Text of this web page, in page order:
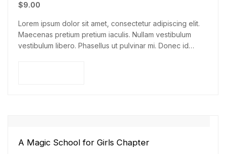
$9.00
Lorem ipsum dolor sit amet, consectetur adipiscing elit.
Maecenas pretium pretium iaculis. Nullam vestibulum
vestibulum libero. Phasellus ut pulvinar mi. Donec id
A Magic School for Girls Chapter